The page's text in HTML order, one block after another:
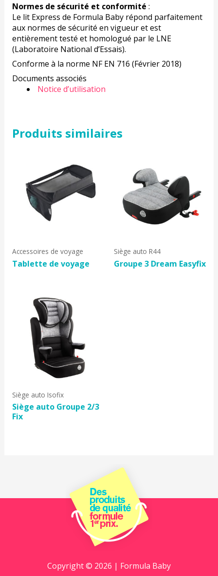
Normes de sécurité et conformité :
Le lit Express de Formula Baby répond parfaitement
aux normes de sécurité en vigueur et est
entièrement testé et homologué par le LNE
(Laboratoire National d’Essais).
Conforme à la norme NF EN 716 (Février 2018)
Documents associés
Notice d’utilisation
Produits similaires
Accessoires de voyage
Tablette de voyage
Siège auto R44
Groupe 3 Dream Easyfix
Siège auto Isofix
Siège auto Groupe 2/3
Fix
Copyright © 2026 | Formula Baby